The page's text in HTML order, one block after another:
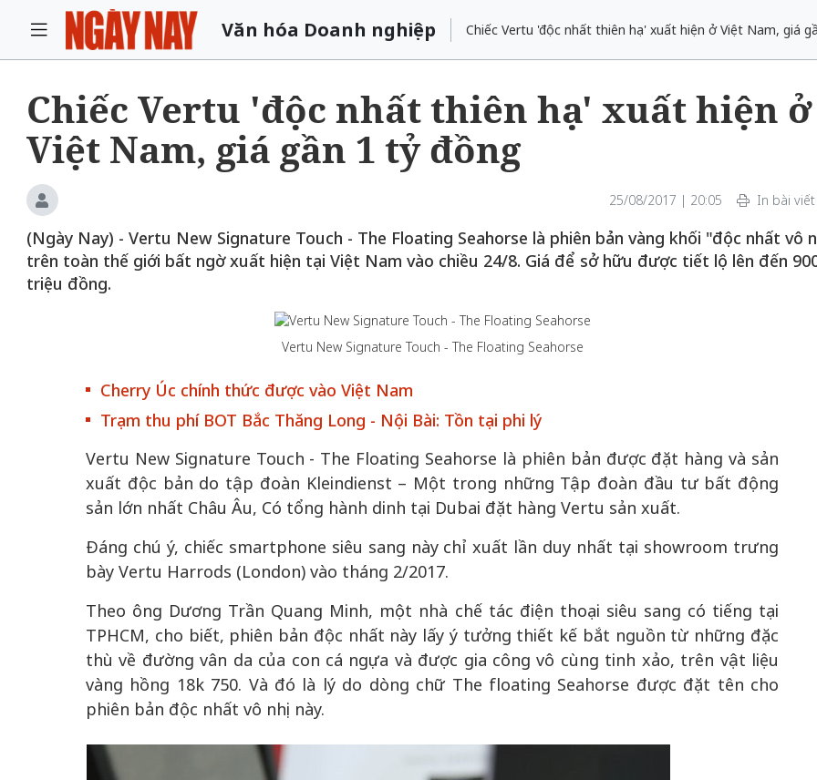
Văn hóa Doanh nghiệp Chiếc Vertu 'độc nhất thiên hạ' xuất hiện ở Việt Nam, giá
Chiếc Vertu 'độc nhất thiên hạ' xuất hiện ở
Việt Nam, giá gần 1 tỷ đồng
25/08/2017 | 20:05 In bài viết
(Ngày Nay) - Vertu New Signature Touch - The Floating Seahorse là phiên bản vàng khối "độc nhất vô
trên toàn thế giới bất ngờ xuất hiện tại Việt Nam vào chiều 24/8. Giá để sở hữu được tiết lộ lên đến
triệu đồng.
Vertu New Signature Touch - The Floating Seahorse
Cherry Úc chính thức được vào Việt Nam
Trạm thu phí BOT Bắc Thăng Long - Nội Bài: Tồn tại phi lý
Vertu New Signature Touch - The Floating Seahorse là phiên bản được đặt hàng và sản
xuất độc bản do tập đoàn Kleindienst – Một trong những Tập đoàn đầu tư bất động
sản lớn nhất Châu Âu, Có tổng hành dinh tại Dubai đặt hàng Vertu sản xuất.
Đáng chú ý, chiếc smartphone siêu sang này chỉ xuất lần duy nhất tại showroom trưng
bày Vertu Harrods (London) vào tháng 2/2017.
Theo ông Dương Trần Quang Minh, một nhà chế tác điện thoại siêu sang có tiếng tại
TPHCM, cho biết, phiên bản độc nhất này lấy ý tưởng thiết kế bắt nguồn từ những đặc
thù về đường vân da của con cá ngựa và được gia công vô cùng tinh xảo, trên vật liệu
vàng hồng 18k 750. Và đó là lý do dòng chữ The floating Seahorse được đặt tên cho
phiên bản độc nhất vô nhị này.
Vẻ đẹp của khoa học
văn
Lưu Nguyệt Linh